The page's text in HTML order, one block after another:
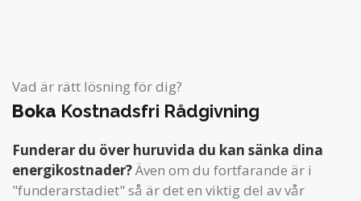
Vad är rätt lösning för dig?
Boka Kostnadsfri Rådgivning
Funderar du över huruvida du kan sänka dina
energikostnader?Även om du fortfarande är i
"funderarstadiet" så är det en viktig del av vår